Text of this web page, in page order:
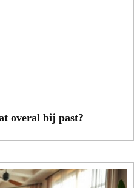
overal bij past?